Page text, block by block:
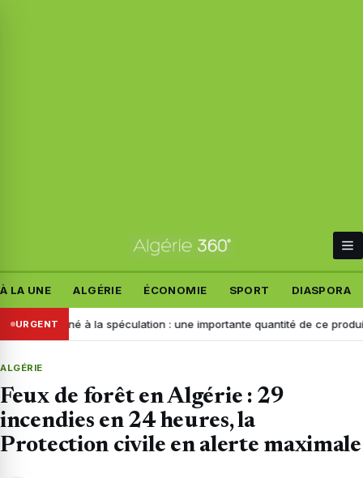
À LA UNE ALGÉRIE ÉCONOMIE SPORT DIASPORA
URGENT
à la spéculation : une importante quantité de ce produit saisie à
ALGÉRIE
Feux de forêt en Algérie : 29
incendies en 24 heures, la
Protection civile en alerte maximale